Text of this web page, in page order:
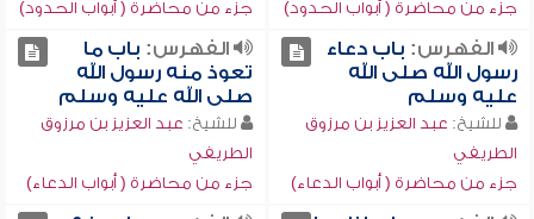
جزء من محاضرة ( أبواب الحدود) جزء من محاضرة ( أبواب الحدود)
الفهرس: باب دعاء
رسول الله صلى الله
عليه وسلم
للشيخ: عبد العزيز بن مرزوق
الطريفي
جزء من محاضرة ( أبواب الدعاء)
الفهرس: باب ما
تعوذ منه رسول الله
صلى الله عليه وسلم
للشيخ: عبد العزيز بن مرزوق
الطريفي
جزء من محاضرة ( أبواب الدعاء)